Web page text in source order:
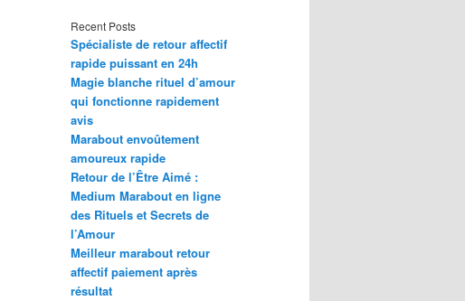
Recent Posts
Spécialiste de retour affectif
rapide puissant en 24h
Magie blanche rituel d’amour
qui fonctionne rapidement
avis
Marabout envoûtement
amoureux rapide
Retour de l’Être Aimé :
Medium Marabout en ligne
des Rituels et Secrets de
l’Amour
Meilleur marabout retour
affectif paiement après
résultat